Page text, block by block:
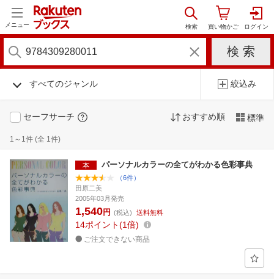
メニュー
すべてのジャンル 絞込み
セーフサーチ おすすめ順 標準
1～1件 (全 1件)
パーソナルカラーの全てがわかる色彩事典
（6件）
田原二美
2005年03月発売
1,540円 (税込) 送料無料
14ポイント 1倍
ご注文できない商品